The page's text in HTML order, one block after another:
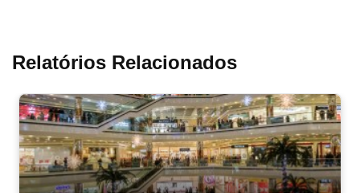
Relatórios Relacionados